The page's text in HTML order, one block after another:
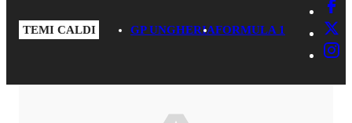
TEMI CALDI GP UNGHERIAFORMULA 1